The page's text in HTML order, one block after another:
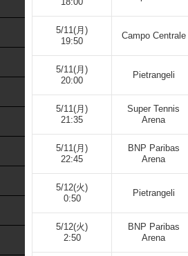
5/11(月)
19:50
Campo Centrale
5/11(月)
20:00
Pietrangeli
5/11(月)
21:35
Super Tennis
Arena
5/11(月)
22:45
BNP Paribas
Arena
5/12(火)
0:50
Pietrangeli
5/12(火)
2:50
BNP Paribas
Arena